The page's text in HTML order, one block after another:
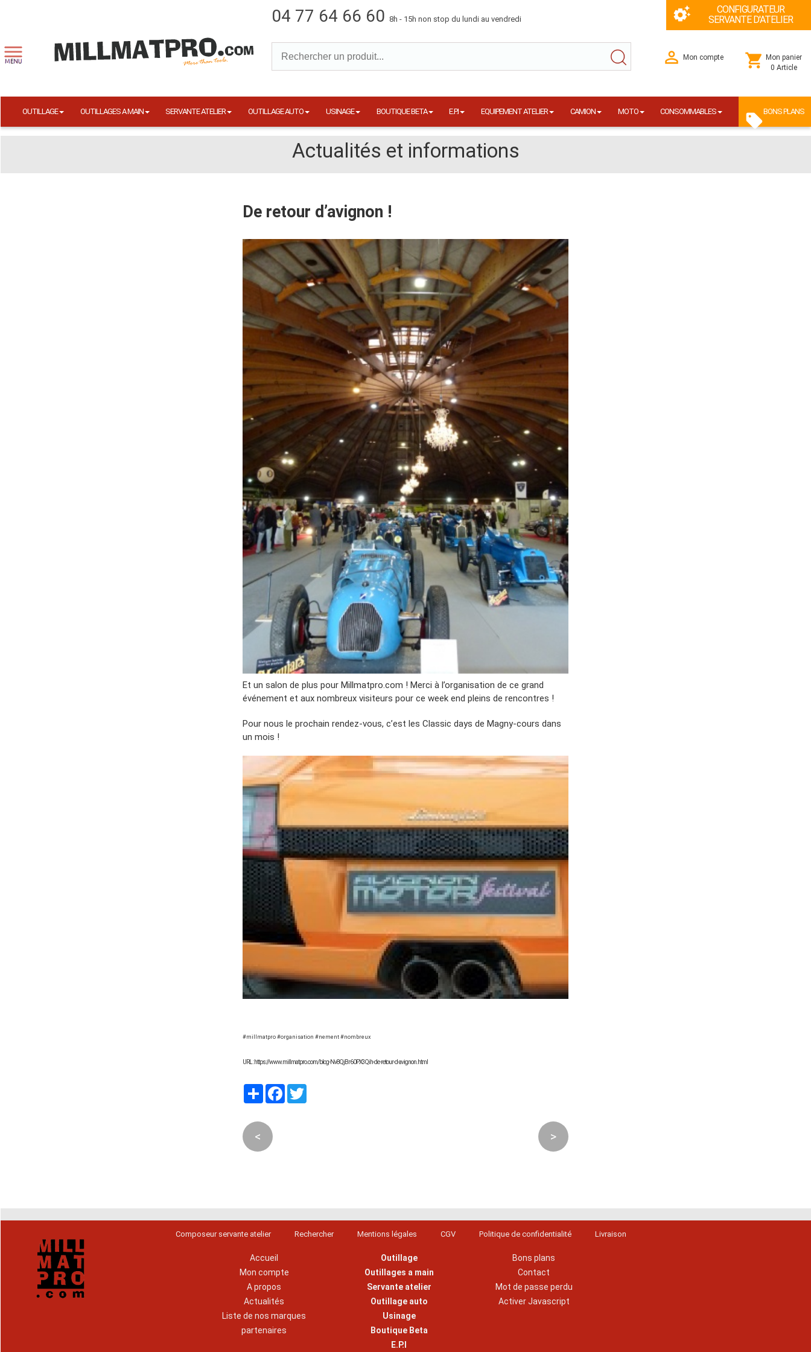
04 77 64 66 60 8h - 15h non stop du lundi au vendredi
CONFIGURATEUR
SERVANTE D'ATELIER
Mon compte
Mon panier
0 Article
OUTILLAGE OUTILLAGES A MAIN SERVANTE ATELIER OUTILLAGE AUTO USINAGE BOUTIQUE BETA E.P.I EQUIPEMENT ATELIER CAMION MOTO CONSOMMABLES BONS PLANS
Actualités et informations
De retour d’avignon !
Et un salon de plus pour Millmatpro.com ! Merci à l’organisation de ce grand
événement et aux nombreux visiteurs pour ce week end pleins de rencontres !
Pour nous le prochain rendez-vous, c’est les Classic days de Magny-cours dans
un mois !
#millmatpro #organisation #nement #nombreux
URL : https://www.millmatpro.com/blog-Nv8QjBr60PX3Qih-de-retour-d-avignon.html
PartagerFacebook
< >
Composeur servante atelier Rechercher Mentions légales CGV Politique de confidentialité Livraison
Accueil
Mon compte
A propos
Actualités
Liste de nos marques
partenaires
Outillage
Outillages a main
Servante atelier
Outillage auto
Usinage
Boutique Beta
E.P.I
Bons plans
Contact
Mot de passe perdu
Activer Javascript